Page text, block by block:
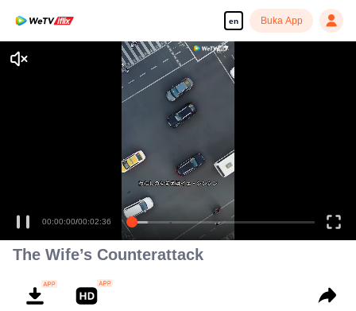
en Buka App
00:00:00/00:02:36
The Wife’s Counterattack